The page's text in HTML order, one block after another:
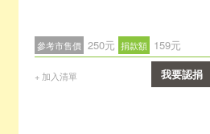
參考市售價 250元 捐款額 159元
+ 加入清單 我要認捐